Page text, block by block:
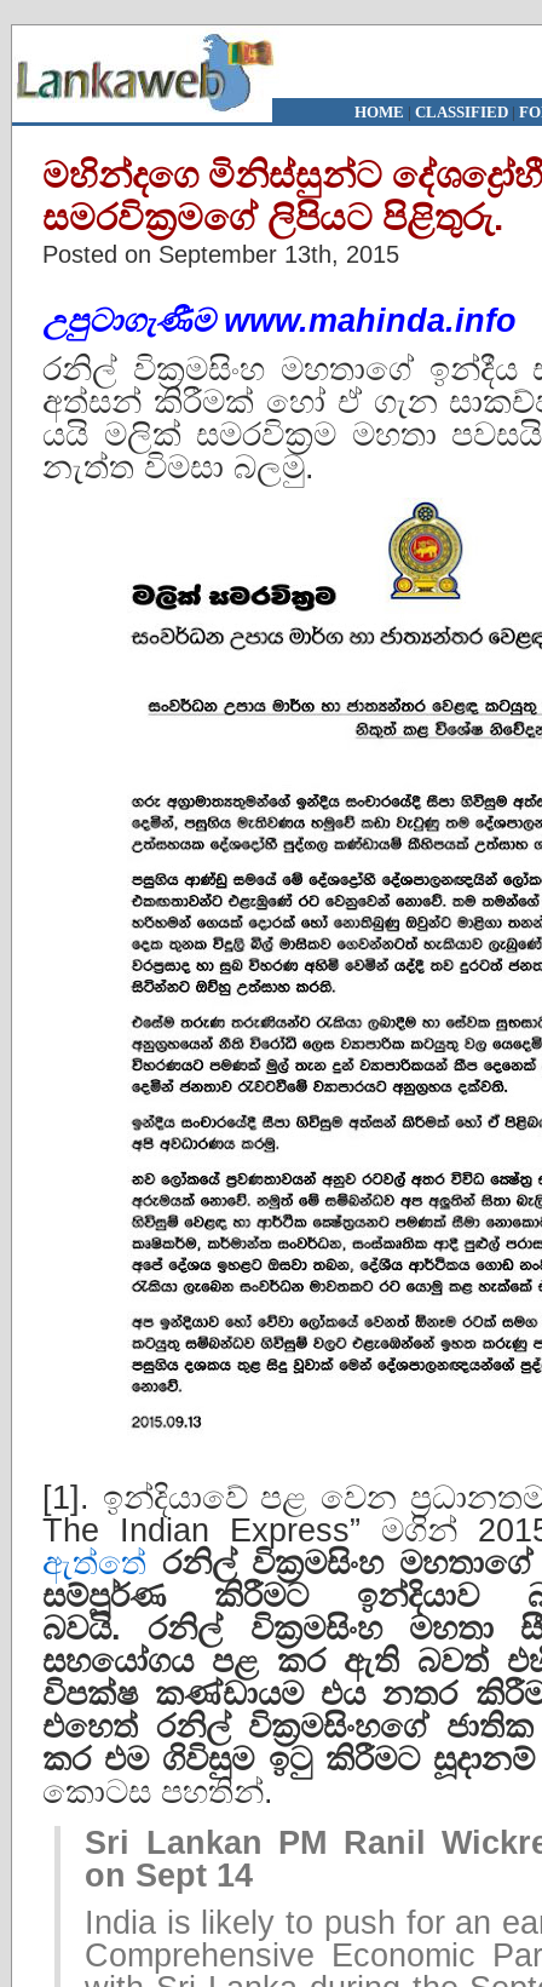
HOME | CLASSIFIED|
මහින්දගෙ මිනිස්සුන්ට
සමරවික්‍රමගේ ලිපියට පිළිතුරු.
Posted on September 13th, 2015
උපුටාගැණීම www.mahinda.info
රනිල් වික‍්‍රමසිංහ මහතාගේ ඉන්දීය
අත්සන් කිරීමක් හෝ ඒ ගැන
යයි මලික් සමරවික්‍රම මහතා
නැත්ත විමසා බලමු.
[1]. ඉන්දියාවේ පළ වෙන
The Indian Express” මගින්
ඇත්තේ රනිල් වික්‍රමසිංහ මහතාගේ
සම්පූර්ණ කිරීමට ඉන්දියාව
බවයි. රනිල් වික්‍රමසිංහ මහතා
සහයෝගය පළ කර ඇති බවත්
විපක්ෂ කණ්ඩායම එය නතර
එහෙත් රනිල් වික්‍රමසිංහගේ
කර එම ගිවිසුම ඉටු කිරීමට
කොටස පහතින්.
Sri Lankan PM Ranil
on Sept 14
India is likely to push for an
Comprehensive Economic